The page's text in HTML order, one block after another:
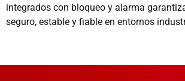
integrados con bloqueo y alarma
seguro, estable y fiable en entornos